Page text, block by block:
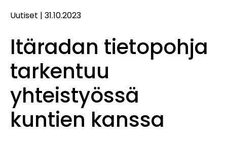
Uutiset | 31.10.2023
Itäradan tietopohja
tarkentuu
yhteistyössä
kuntien kanssa